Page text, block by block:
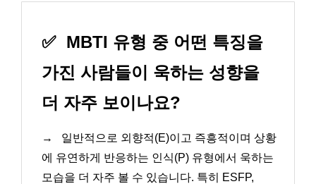
✅ MBTI 유형 중 어떤 특징을
가진 사람들이 욱하는 성향을
더 자주 보이나요?
→
일반적으로 외향적(E)이고 즉흥적이며 상황
에 유연하게 반응하는 인식(P) 유형에서 욱하는
모습을 더 자주 볼 수 있습니다. 특히 ESFP,